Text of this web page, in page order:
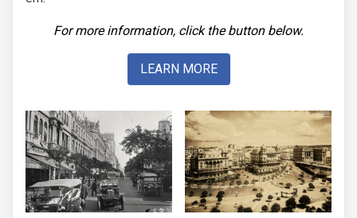
For more information, click the button below.
LEARN MORE